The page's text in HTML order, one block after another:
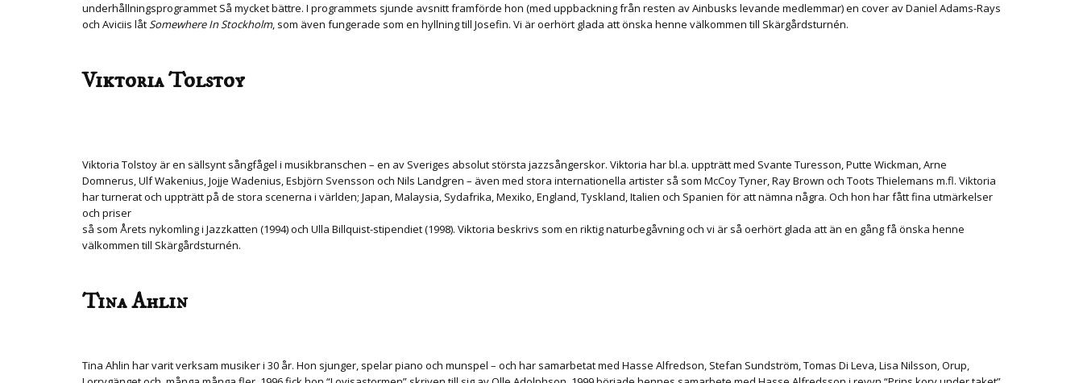
underhållningsprogrammet Så mycket bättre. I programmets sjunde avsnitt framförde hon (med uppbackning från resten av Ainbusks levande medlemmar) en cover av Daniel Adams-Rays
och Aviciis låtSomewhere In Stockholm, som även fungerade som en hyllning till Josefin. Vi är oerhört glada att önska henne välkommen till Skärgårdsturnén.
Viktoria Tolstoy
Viktoria Tolstoy är en sällsynt sångfågel i musikbranschen – en av Sveriges absolut största jazzsångerskor. Viktoria har bl.a. uppträtt med Svante Turesson, Putte Wickman, Arne
Domnerus, Ulf Wakenius, Jojje Wadenius, Esbjörn Svensson och Nils Landgren – även med stora internationella artister så som McCoy Tyner, Ray Brown och Toots Thielemans m.fl. Viktoria
har turnerat och uppträtt på de stora scenerna i världen; Japan, Malaysia, Sydafrika, Mexiko, England, Tyskland, Italien och Spanien för att nämna några. Och hon har fått fina utmärkelser
och priser
så som Årets nykomling i Jazzkatten (1994) och Ulla Billquist-stipendiet (1998). Viktoria beskrivs som en riktig naturbegåvning och vi är så oerhört glada att än en gång få önska henne
välkommen till Skärgårdsturnén.
Tina Ahlin
Tina Ahlin har varit verksam musiker i 30 år. Hon sjunger, spelar piano och munspel – och har samarbetat med Hasse Alfredson, Stefan Sundström, Tomas Di Leva, Lisa Nilsson, Orup,